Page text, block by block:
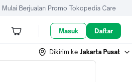
Mulai Berjualan Promo Tokopedia Care
Masuk Daftar
Dikirim ke Jakarta Pusat